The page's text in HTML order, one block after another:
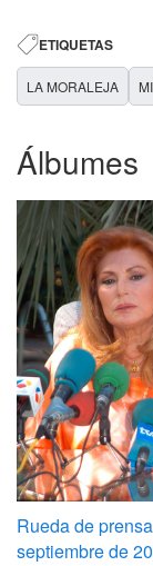
ETIQUETAS
LA MORALEJA
Álbumes
Rueda de
septiembre de